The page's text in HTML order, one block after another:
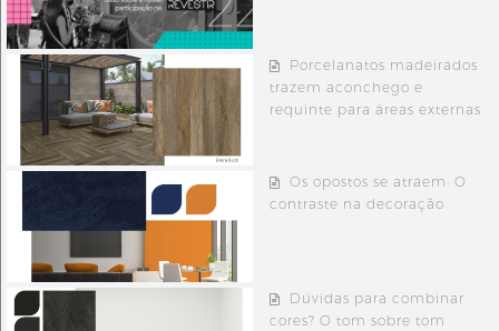
Porcelanatos madeirados
trazem aconchego e
requinte para áreas externas
Os opostos se atraem: O
contraste na decoração
Dúvidas para combinar
cores? O tom sobre tom